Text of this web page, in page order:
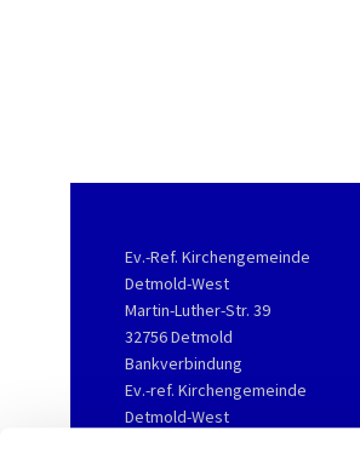
Ev.-Ref. Kirchengemeinde
Detmold-West
Martin-Luther-Str. 39
32756 Detmold
Bankverbindung
Ev.-ref. Kirchengemeinde
Detmold-West